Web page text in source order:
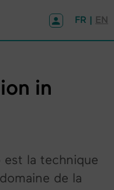
FR | EN
in
est la technique
de la